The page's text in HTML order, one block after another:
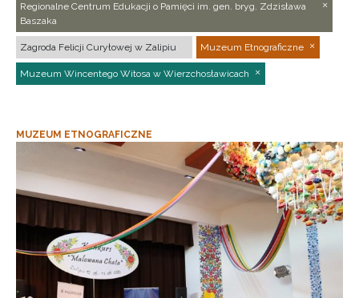
Regionalne Centrum Edukacji o Pamięci im. gen. bryg. Zdzisława
Baszaka
Zagroda Felicji Curyłowej w Zalipiu Muzeum Etnograficzne
Muzeum Wincentego Witosa w Wierzchosławicach
MUZEUM ETNOGRAFICZNE